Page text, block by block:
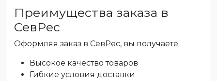
Преимущества заказа в
СевРес
Оформляя заказ в СевРес, вы получаете:
Высокое качество товаров
Гибкие условия доставки